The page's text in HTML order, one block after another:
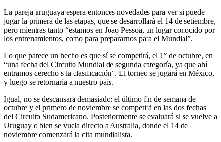
La pareja uruguaya espera entonces novedades para ver si puede
jugar la primera de las etapas, que se desarrollará el 14 de setiembre,
pero mientras tanto “estamos en Joao Pessoa, un lugar conocido por
los entrenamientos, como para prepararnos para el Mundial”.
Lo que parece un hecho es que sí se competirá, el 1° de octubre, en
“una fecha del Circuito Mundial de segunda categoría, ya que ahí
entramos derecho s la clasificación”. El torneo se jugará en México,
y luego se retornaría a nuestro país.
Igual, no se descansará demasiado: el último fin de semana de
octubre y el primero de noviembre se competirá en las dos fechas
del Circuito Sudamericano. Posteriormente se evaluará si se vuelve a
Uruguay o bien se vuela directo a Australia, donde el 14 de
noviembre comenzará la cita mundialista.